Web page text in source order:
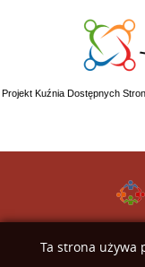
Projekt Kuźnia Dostępnych
Ta strona używa